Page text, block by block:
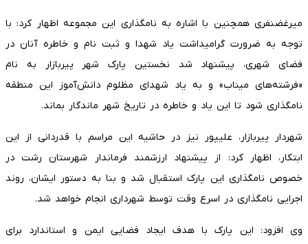
میرغضنفری همچنین با اشاره به نامگذاری این مجموعه اظهار کرد: با
توجه به ضرورت گرامیداشت یاد شهدا و ثبت نام و خاطره آنان در
فضای شهری، پیشنهاد شد نخستین پارک شهر پیربازار به نام
«فرشته‌های میناب» و به یاد شهدای مظلوم دانش‌آموز این منطقه
نامگذاری شود تا این یاد و خاطره در تاریخ شهر ماندگار بماند.
شهردار پیربازار، علیپور نیز در حاشیه این مراسم با قدردانی از این
ابتکار، اظهار کرد: از پیشنهاد ارزشمند فرماندار شهرستان رشت در
خصوص نامگذاری این پارک استقبال شد و بنا به دستور ایشان، روند
اجرایی نامگذاری در اسرع وقت توسط شهرداری انجام خواهد شد.
وی افزود: این پارک با هدف ایجاد فضایی ایمن و استاندارد برای